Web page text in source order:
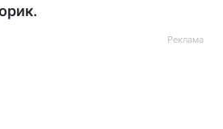
Реклама